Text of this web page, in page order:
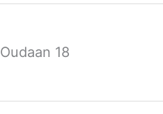
Oudaan 18